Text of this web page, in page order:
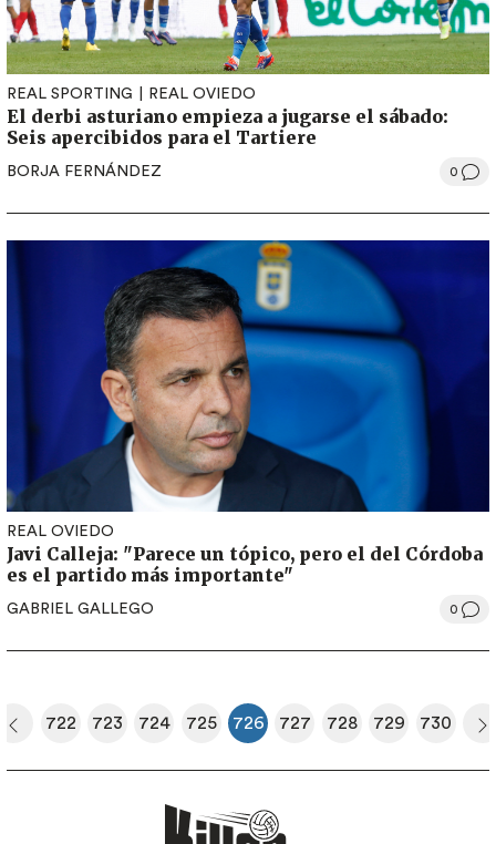
REAL SPORTING REAL OVIEDO
El derbi asturiano empieza a jugarse el sábado:
Seis apercibidos para el Tartiere
BORJA FERNÁNDEZ 0
REAL OVIEDO
Javi Calleja: "Parece un tópico, pero el del Córdoba
es el partido más importante"
GABRIEL GALLEGO 0
página
Página anterior
722 723 724
Página
725
Página actual
726 727 728 729
Página
730